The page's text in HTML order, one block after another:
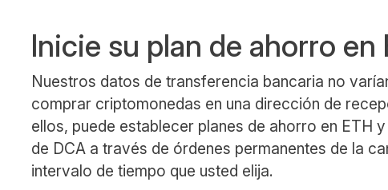
Inicie su plan de ahorro en
Nuestros datos de transferencia bancaria no
comprar criptomonedas en una dirección de
ellos, puede establecer planes de ahorro en ETH
de DCA a través de órdenes permanentes de la
intervalo de tiempo que usted elija.